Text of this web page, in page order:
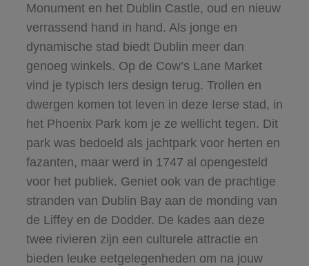
Monument en het Dublin Castle, oud en nieuw
verrassend hand in hand. Als jonge en
dynamische stad biedt Dublin meer dan
genoeg winkels. Op de Cow’s Lane Market
vind je typisch Iers design terug. Trollen en
dwergen komen tot leven in deze Ierse stad, in
het Phoenix Park kom je ze wellicht tegen. Dit
park was bedoeld als jachtpark voor herten en
fazanten, maar werd in 1747 al opengesteld
voor het publiek. Geniet ook van de prachtige
stranden van Dublin Bay aan de monding van
de Liffey en de Dodder. De kades aan deze
twee rivieren zijn een culturele attractie en
bieden leuke eetgelegenheden om na jouw